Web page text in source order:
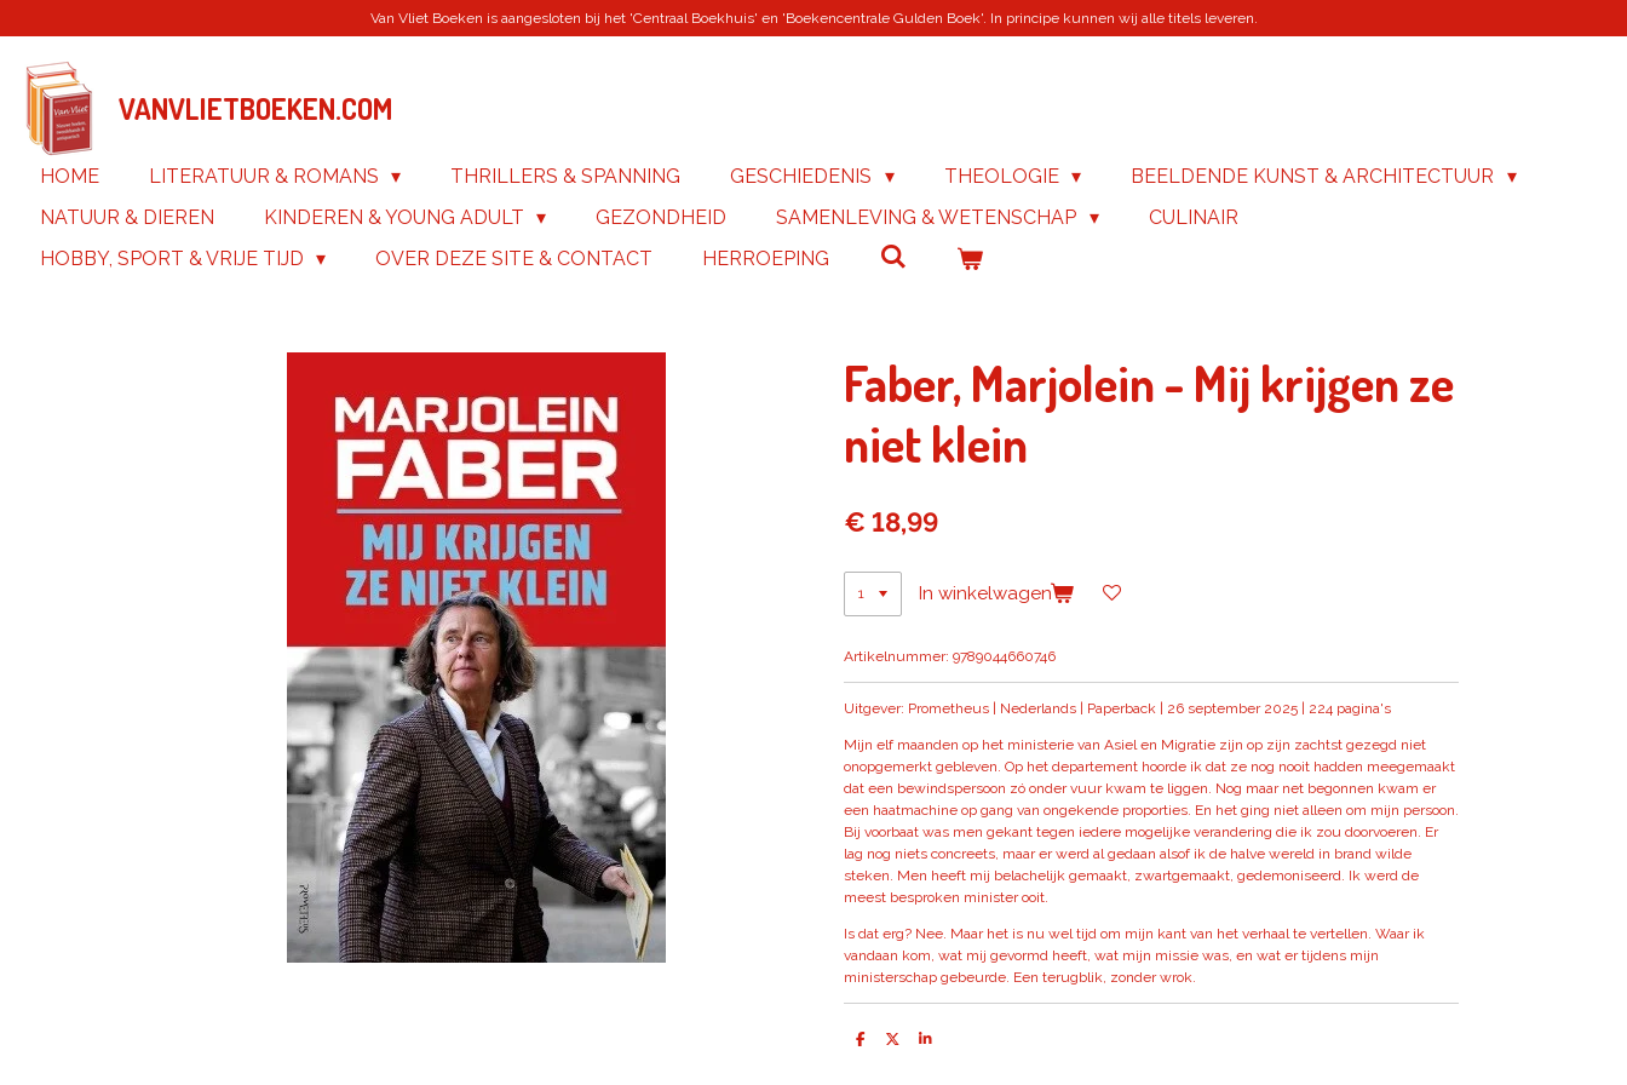
naar
hoofdinhoud
Van Vliet Boeken is aangesloten bij het 'Centraal Boekhuis' en 'Boekencentrale Gulden Boek'. In principe kunnen wij alle titels leveren.
VANVLIETBOEKEN.COM
HOME LITERATUUR & ROMANS THRILLERS & SPANNING GESCHIEDENIS THEOLOGIE
BEELDENDE KUNST & ARCHITECTUUR
NATUUR & DIEREN
KINDEREN & YOUNG ADULT GEZONDHEID SAMENLEVING & WETENSCHAP
CULINAIR
HOBBY, SPORT & VRIJE TIJD
OVER DEZE SITE & CONTACT HERROEPING
Faber, Marjolein - Mij krijgen ze
niet klein
€ 18,99
In winkelwagen
Artikelnummer: 9789044660746
Uitgever: Prometheus | Nederlands | Paperback | 26 september 2025 | 224 pagina's
Mijn elf maanden op het ministerie van Asiel en Migratie zijn op zijn zachtst gezegd niet
onopgemerkt gebleven. Op het departement hoorde ik dat ze nog nooit hadden meegemaakt
dat een bewindspersoon zó onder vuur kwam te liggen. Nog maar net begonnen kwam er
een haatmachine op gang van ongekende proporties. En het ging niet alleen om mijn persoon.
Bij voorbaat was men gekant tegen iedere mogelijke verandering die ik zou doorvoeren. Er
lag nog niets concreets, maar er werd al gedaan alsof ik de halve wereld in brand wilde
steken. Men heeft mij belachelijk gemaakt, zwartgemaakt, gedemoniseerd. Ik werd de
meest besproken minister ooit.
Is dat erg? Nee. Maar het is nu wel tijd om mijn kant van het verhaal te vertellen. Waar ik
vandaan kom, wat mij gevormd heeft, wat mijn missie was, en wat er tijdens mijn
ministerschap gebeurde. Een terugblik, zonder wrok.
D
D
S